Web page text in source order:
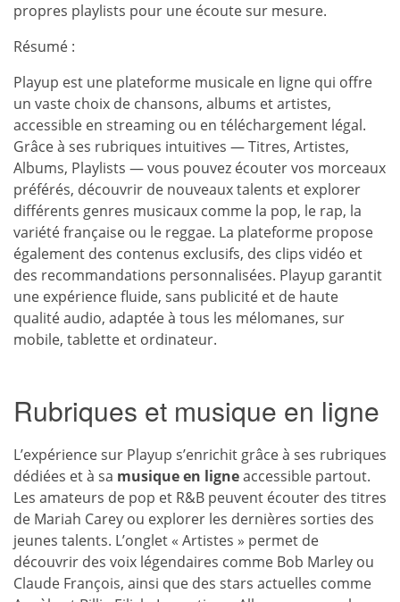
propres playlists pour une écoute sur mesure.
Résumé :
Playup est une plateforme musicale en ligne qui offre
un vaste choix de chansons, albums et artistes,
accessible en streaming ou en téléchargement légal.
Grâce à ses rubriques intuitives — Titres, Artistes,
Albums, Playlists — vous pouvez écouter vos morceaux
préférés, découvrir de nouveaux talents et explorer
différents genres musicaux comme la pop, le rap, la
variété française ou le reggae. La plateforme propose
également des contenus exclusifs, des clips vidéo et
des recommandations personnalisées. Playup garantit
une expérience fluide, sans publicité et de haute
qualité audio, adaptée à tous les mélomanes, sur
mobile, tablette et ordinateur.
Rubriques et musique en ligne
L’expérience sur Playup s’enrichit grâce à ses rubriques
dédiées et à sa musiqueen ligneaccessible partout.
Les amateurs de pop et R&B peuvent écouter des titres
de Mariah Carey ou explorer les dernières sorties des
jeunes talents. L’onglet « Artistes » permet de
découvrir des voix légendaires comme Bob Marley ou
Claude François, ainsi que des stars actuelles comme